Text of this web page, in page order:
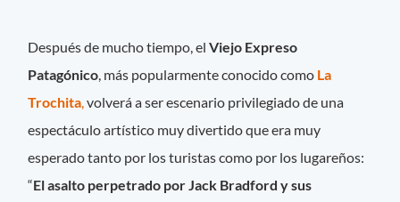
Después de mucho tiempo, elViejo Expreso
Patagónico , más popularmente conocido como La
Trochita volverá a ser escenario privilegiado de una
espectáculo artístico muy divertido que era muy
esperado tanto por los turistas como por los lugareños:
“El asalto perpetrado por Jack Bradford y sus